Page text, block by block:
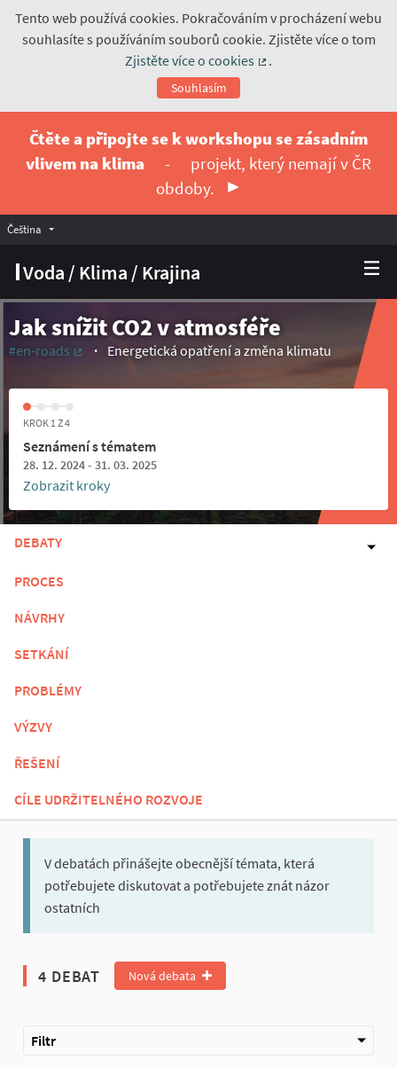
Tento web používá cookies. Pokračováním v procházení webu
souhlasíte s používáním souborů cookie. Zjistěte více o tom
Zjistěte více o cookies
.
Souhlasím
Čtěte a připojte se k workshopu se zásadním
vlivem na klima
-
projekt, který nemají v ČR
obdoby.
Voda / Klima / Krajina
Čeština Vyberte jazyk
Jak snížit CO2 v atmosféře
#en-roads
(Externí odkaz)
Energetická opatření a změna klimatu
KROK 1 Z 4
Seznámení s tématem
28. 12. 2024 - 31. 03. 2025
Zobrazit kroky
DEBATY
PROCES
NÁVRHY
SETKÁNÍ
PROBLÉMY
VÝZVY
ŘEŠENÍ
CÍLE UDRŽITELNÉHO ROZVOJE
V debatách přinášejte obecnější témata, která
potřebujete diskutovat a potřebujete znát názor
ostatních
4 DEBAT Nová debata
Filtr